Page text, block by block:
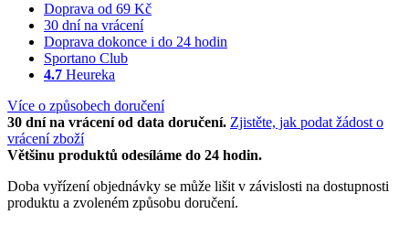
Doprava od 69 Kč
30 dní na vrácení
Doprava dokonce i do 24 hodin
Sportano Club
4.7 Heureka
Více o způsobech doručení
30 dní na vrácení od data doručení. Zjistěte, jak podat žádost o
vrácení zboží
Většinu produktů odesíláme do 24 hodin.
Doba vyřízení objednávky se může lišit v závislosti na dostupnosti
produktu a zvoleném způsobu doručení.